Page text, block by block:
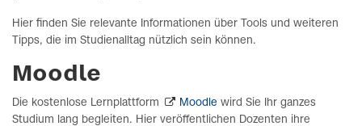
Hier finden Sie relevante Informationen über Tools und weiteren
Tipps, die im Studienalltag nützlich sein können.
Moodle
Die kostenlose Lernplattform Moodle wird Sie Ihr ganzes
Studium lang begleiten. Hier veröffentlichen Dozenten ihre